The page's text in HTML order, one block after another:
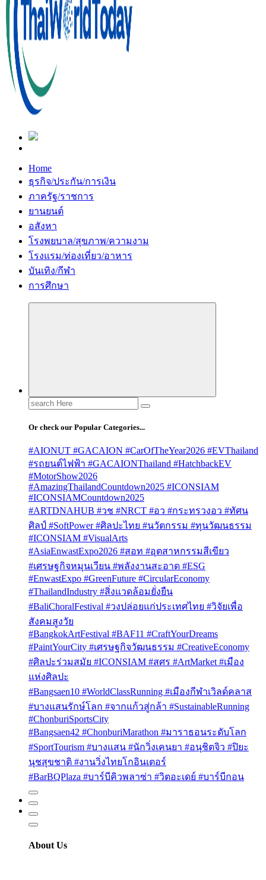
Home
ธุรกิจ/ประกัน/การเงิน
ภาครัฐ/ราชการ
ยานยนต์
อสังหา
โรงพยบาล/สุขภาพ/ความงาม
โรงแรม/ท่องเที่ยว/อาหาร
บันเทิง/กีฬา
การศึกษา
Search
for:
Or check our Popular Categories...
#AIONUT #GACAION #CarOfTheYear2026 #EVThailand
#รถยนต์ไฟฟ้า #GACAIONThailand #HatchbackEV
#MotorShow2026
#AmazingThailandCountdown2025 #ICONSIAM
#ICONSIAMCountdown2025
#ARTDNAHUB #วช #NRCT #อว #กระทรวงอว #ทัศน
ศิลป์ #SoftPower #ศิลปะไทย #นวัตกรรม #ทุนวัฒนธรรม
#ICONSIAM #VisualArts
#AsiaEnwastExpo2026 #สอท #อุตสาหกรรมสีเขียว
#เศรษฐกิจหมุนเวียน #พลังงานสะอาด #ESG
#EnwastExpo #GreenFuture #CircularEconomy
#ThailandIndustry #สิ่งแวดล้อมยั่งยืน
#BaliChoralFestival #วงปล่อยแก่ประเทศไทย #วิจัยเพื่อ
สังคมสูงวัย
#BangkokArtFestival #BAF11 #CraftYourDreams
#PaintYourCity #เศรษฐกิจวัฒนธรรม #CreativeEconomy
#ศิลปะร่วมสมัย #ICONSIAM #สศร #ArtMarket #เมือง
แห่งศิลปะ
#Bangsaen10 #WorldClassRunning #เมืองกีฬาเวิลด์คลาส
#บางแสนรักษ์โลก #จากแก้วสู่กล้า #SustainableRunning
#ChonburiSportsCity
#Bangsaen42 #ChonburiMarathon #มาราธอนระดับโลก
#SportTourism #บางแสน #นักวิ่งเคนยา #อนุชิตจิว #ปิยะ
นุชสุขชาติ #งานวิ่งไทยโกอินเตอร์
#BarBQPlaza #บาร์บีคิวพลาซ่า #วิตอะเดย์ #บาร์บีกอน
About Us